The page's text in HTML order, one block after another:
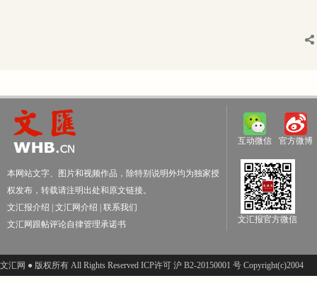
本网站文字、图片和视频作品，除特别说明外均为独家授
权发布，转载请注明出处和原文链接。
文汇报介绍
文汇网介绍
联系我们
文汇网跟帖评论自律管理承诺书
互动微信 官方微博
文汇报官方微信
文汇网 ● 版权所有 All Rights Reserved ICP许可 沪 B2-20150001 号 Copyright(c)2004